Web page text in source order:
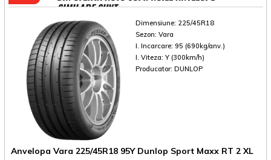
SIMILARE SUNT
Dimensiune: 225/45R18
Sezon: Vara
I. Incarcare: 95 (690kg/anv.)
I. Viteza: Y (300km/h)
Producator: DUNLOP
Anvelopa Vara 225/45R18 95Y Dunlop Sport Maxx RT 2 XL